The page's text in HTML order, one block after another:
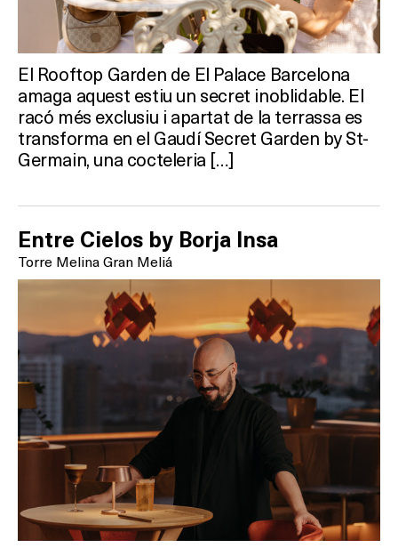
El Rooftop Garden de El Palace Barcelona
amaga aquest estiu un secret inoblidable. El
racó més exclusiu i apartat de la terrassa es
transforma en el Gaudí Secret Garden by St-
Germain, una cocteleria […]
Entre Cielos by Borja Insa
Torre Melina Gran Meliá